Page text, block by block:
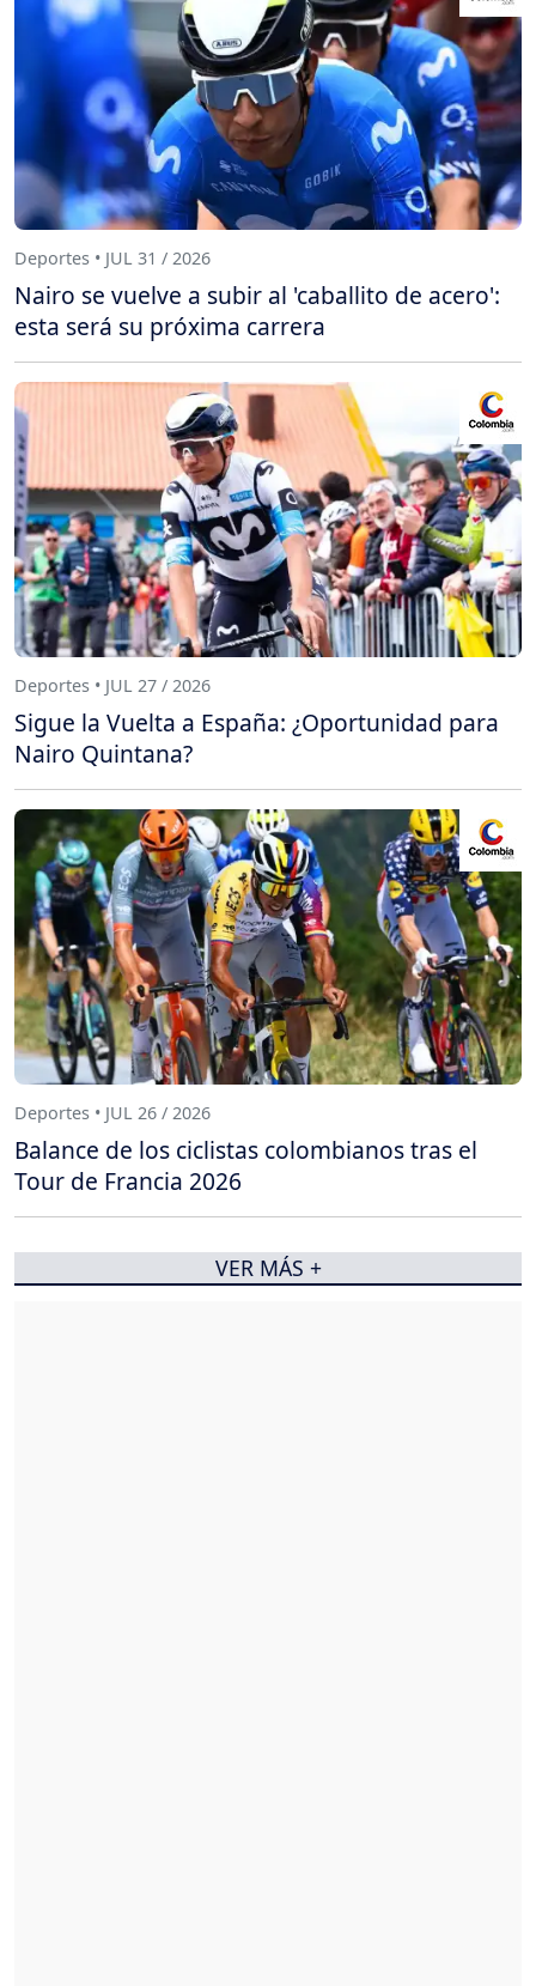
Deportes • JUL 31 / 2026
Nairo se vuelve a subir al 'caballito de acero':
esta será su próxima carrera
Deportes • JUL 27 / 2026
Sigue la Vuelta a España: ¿Oportunidad para
Nairo Quintana?
Deportes • JUL 26 / 2026
Balance de los ciclistas colombianos tras el
Tour de Francia 2026
VER MÁS +